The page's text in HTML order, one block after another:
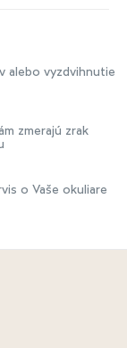
alebo vyzdvihnutie
zmerajú zrak
o Vaše okuliare